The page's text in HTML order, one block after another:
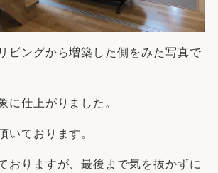
ビングから増築した側をみた写真で
に仕上がりました。
いております。
おりますが、最後まで気を抜かずに